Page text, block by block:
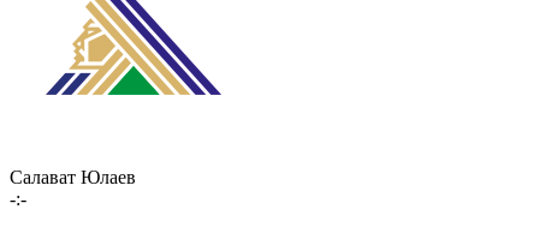
Салават Юлаев
-:-